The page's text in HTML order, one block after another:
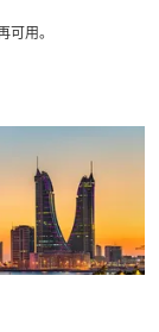
可用。